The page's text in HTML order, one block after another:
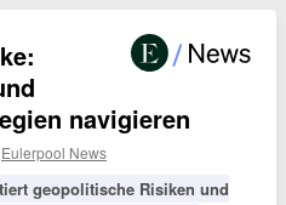
navigieren
Eulerpool News
geopolitische Risiken und